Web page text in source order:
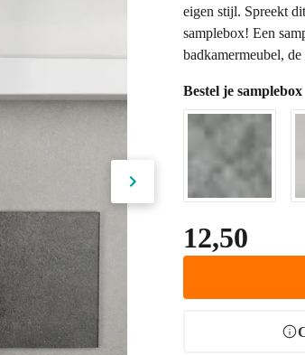
eigen stijl. Spreekt
samplebox! Een
badkamermeubel,
Bestel je samplebox
12,50